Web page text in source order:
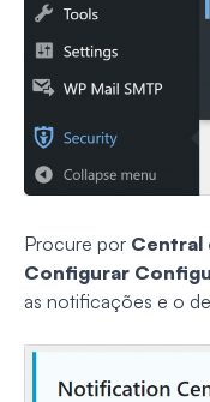
Procure por Central
Configurar
as notificações e o